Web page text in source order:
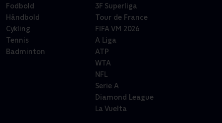
Fodbold
Håndbold
Cykling
Tennis
Badminton
3F Superliga
Tour de France
FIFA VM 2026
A Liga
ATP
WTA
NFL
Serie A
Diamond League
La Vuelta